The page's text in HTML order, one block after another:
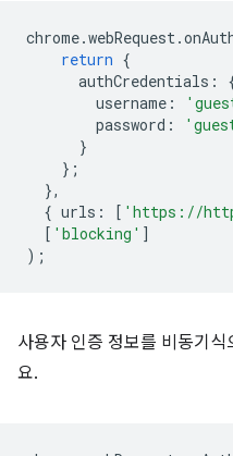
chrome.webRequest.
return {
authCredentials :
username :
password :
}
};
},
{ urls : [ 'https://
[ 'blocking' ]
);
사용자 인증 정보를 비동기
요.